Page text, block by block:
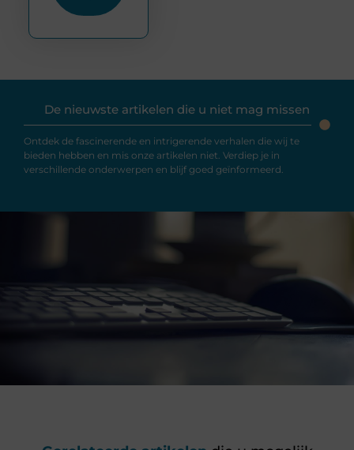
De nieuwste artikelen die u niet mag missen
Ontdek de fascinerende en intrigerende verhalen die wij te
bieden hebben en mis onze artikelen niet. Verdiep je in
verschillende onderwerpen en blijf goed geïnformeerd.